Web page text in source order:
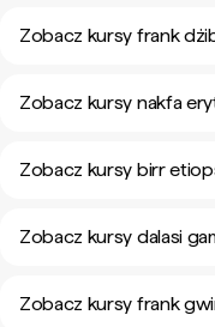
Zobacz kursy frank
Zobacz kursy nakfa
Zobacz kursy birr
Zobacz kursy dalasi
Zobacz kursy frank